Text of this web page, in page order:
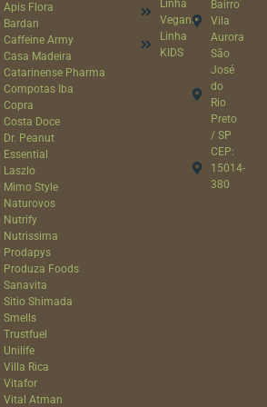
Apis Flora
Bardan
Caffeine Army
Casa Madeira
Catarinense Pharma
Compotas Iba
Copra
Costa Doce
Dr. Peanut
Essential
Laszlo
Mimo Style
Naturovos
Nutrify
Nutrissima
Prodapys
Produza Foods
Sanavita
Sitio Shimada
Smells
Trustfuel
Unilife
Villa Rica
Vitafor
Vital Atman
Linha
Vegana
Linha
KIDS
Bairro
Vila
Aurora
São
José
do
Rio
Preto
/ SP
CEP:
15014-
380